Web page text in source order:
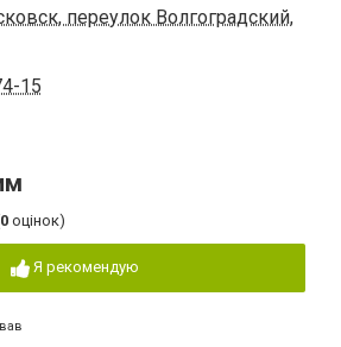
переулок Волгоградский,
15
0 оцінок)
Я рекомендую